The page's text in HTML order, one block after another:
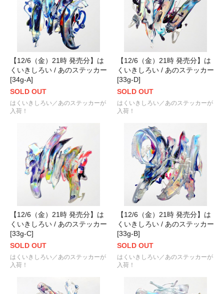
【12/6（金）21時 発売分】は
くいきしろい / あのステッカー
[34g-A]
SOLD OUT
はくいきしろい／あのステッカーが
入荷！
【12/6（金）21時 発売分】は
くいきしろい / あのステッカー
[33g-D]
SOLD OUT
はくいきしろい／あのステッカーが
入荷！
【12/6（金）21時 発売分】は
くいきしろい / あのステッカー
[33g-C]
SOLD OUT
はくいきしろい／あのステッカーが
入荷！
【12/6（金）21時 発売分】は
くいきしろい / あのステッカー
[33g-B]
SOLD OUT
はくいきしろい／あのステッカーが
入荷！